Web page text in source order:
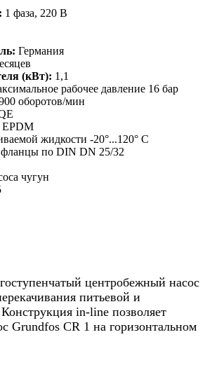
1 фаза, 220 В
Германия
(кВт): 1,1
рабочее давление 16 бар
оборотов/мин
EPDM
жидкости -20°...120° C
по DIN DN 25/32
чугун
центробежный насос
питьевой и
in-line позволяет
Grundfos CR 1 на горизонтальном